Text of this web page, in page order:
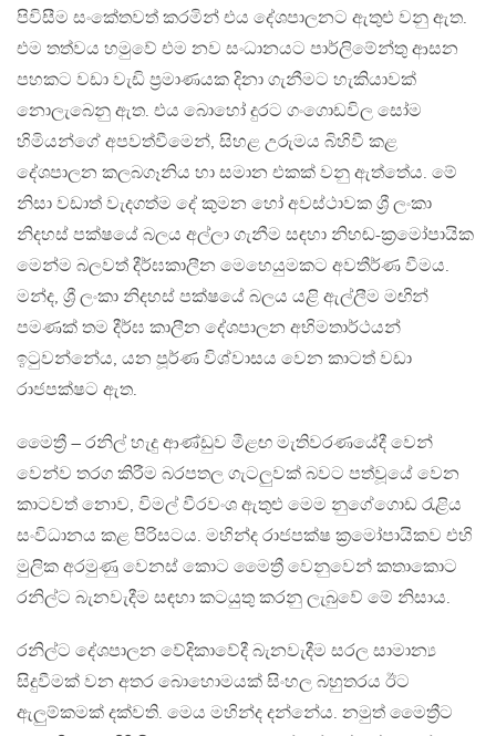
පිවිසීම සංකේතවත් කරමින් එය දේශපාලනට ඇතුළු වනු ඇත.
එම තත්වය හමුවේ එම නව සංධානයට පාර්ලිමේන්තු ආසන
පහකට වඩා වැඩි ප්‍රමාණයක දිනා ගැනීමට හැකියාවක්
නොලැබෙනු ඇත. එය බොහෝ දුරට ගංගොඩවිල සෝම
හිමියන්ගේ අපවත්වීමෙන්, සිහළ උරුමය බිහිවී කළ
දේශපාලන කලබගෑනිය හා සමාන එකක් වනු ඇත්තේය. මේ
නිසා වඩාත් වැදගත්ම දේ කුමන හෝ අවස්ථාවක ශ්‍රී ලංකා
නිදහස් පක්ෂයේ බලය අල්ලා ගැනීම සඳහා නිහඬ-ක්‍රමෝපායික
මෙන්ම බලවත් දීර්ඝකාලීන මෙහෙයුමකට අවතීර්ණ වීමය.
මන්ද, ශ්‍රී ලංකා නිදහස් පක්ෂයේ බලය යළි ඇල්ලීම මඟින්
පමණක් තම දීර්ඝ කාලීන දේශපාලන අභිමතාර්ථයන්
ඉටුවන්නේය, යන පූර්ණ විශ්වාසය වෙන කාටත් වඩා
රාජපක්ෂට ඇත.
මෛත්‍රී – රනිල් හැදු ආණ්ඩුව මීළඟ මැතිවරණයේදී වෙන්
වෙන්ව තරග කිරීම බරපතල ගැටලුවක් බවට පත්වූයේ වෙන
කාටවත් නොව, විමල් වීරවංශ ඇතුළු මෙම නුගේගොඩ රැළිය
සංවිධානය කළ පිරිසටය. මහින්ද රාජපක්ෂ ක්‍රමෝපායිකව එහි
මුලික අරමුණු වෙනස් කොට මෛත්‍රී වෙනුවෙන් කතාකොට
රනිල්ට බැනවැදීම සඳහා කටයුතු කරනු ලැබුවේ මේ නිසාය.
රනිල්ට දේශපාලන වේදිකාවේදී බැනවැදීම සරල සාමාන්‍ය
සිදුවීමක් වන අතර බොහොමයක් සිංහල බහුතරය ඊට
ඇලුම්කමක් දක්වති. මෙය මහින්ද දන්නේය. නමුත් මෛත්‍රීට